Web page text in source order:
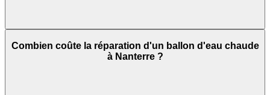
Combien coûte la réparation d'un ballon d'eau chaude
à Nanterre ?